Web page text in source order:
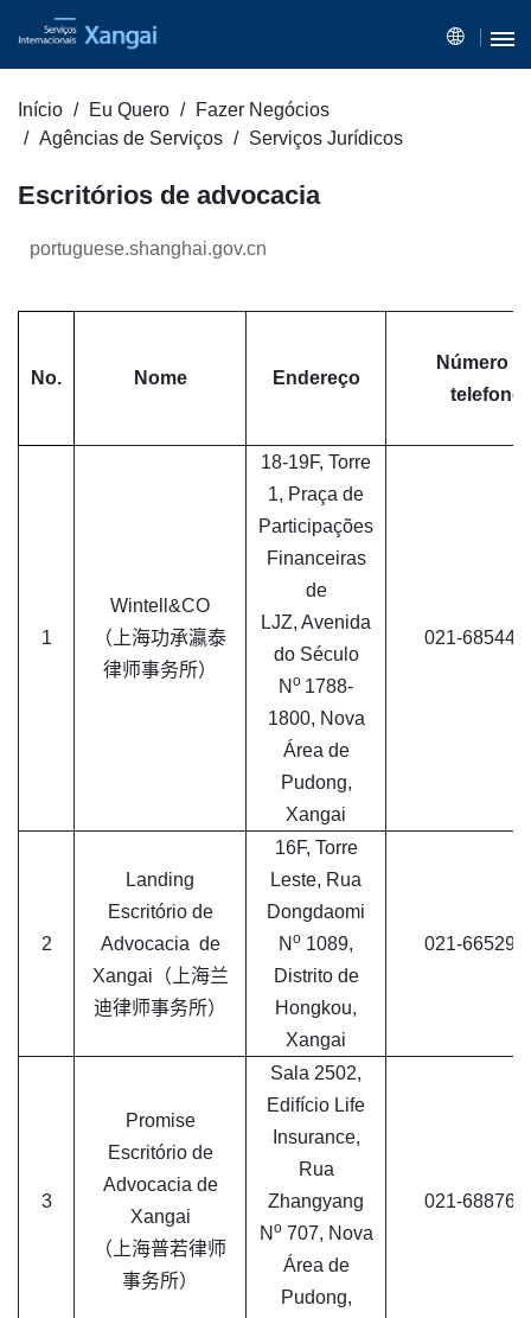
Início Eu Quero
Fazer Negócios
Agências de Serviços
Serviços Jurídicos
Escritórios de advocacia
portuguese.shanghai.gov.cn
No. Nome Endereço
Número
telefone
1
Wintell&CO
（上海功承瀛泰
律师事务所）
18-19F, Torre
1, Praça de
Participações
Financeiras
de
LJZ, Avenida
do Século
N o 1788-
1800, Nova
Área de
Pudong,
Xangai
021-
2
Landing
Escritório de
Advocacia de
Xangai（上海兰
迪律师事务所）
16F, Torre
Leste, Rua
Dongdaomi
N o 1089,
Distrito de
Hongkou,
Xangai
021-
3
Promise
Escritório de
Advocacia de
Xangai
（上海普若律师
事务所）
Sala 2502,
Edifício Life
Insurance,
Rua
Zhangyang
N o707, Nova
Área de
Pudong,
021-